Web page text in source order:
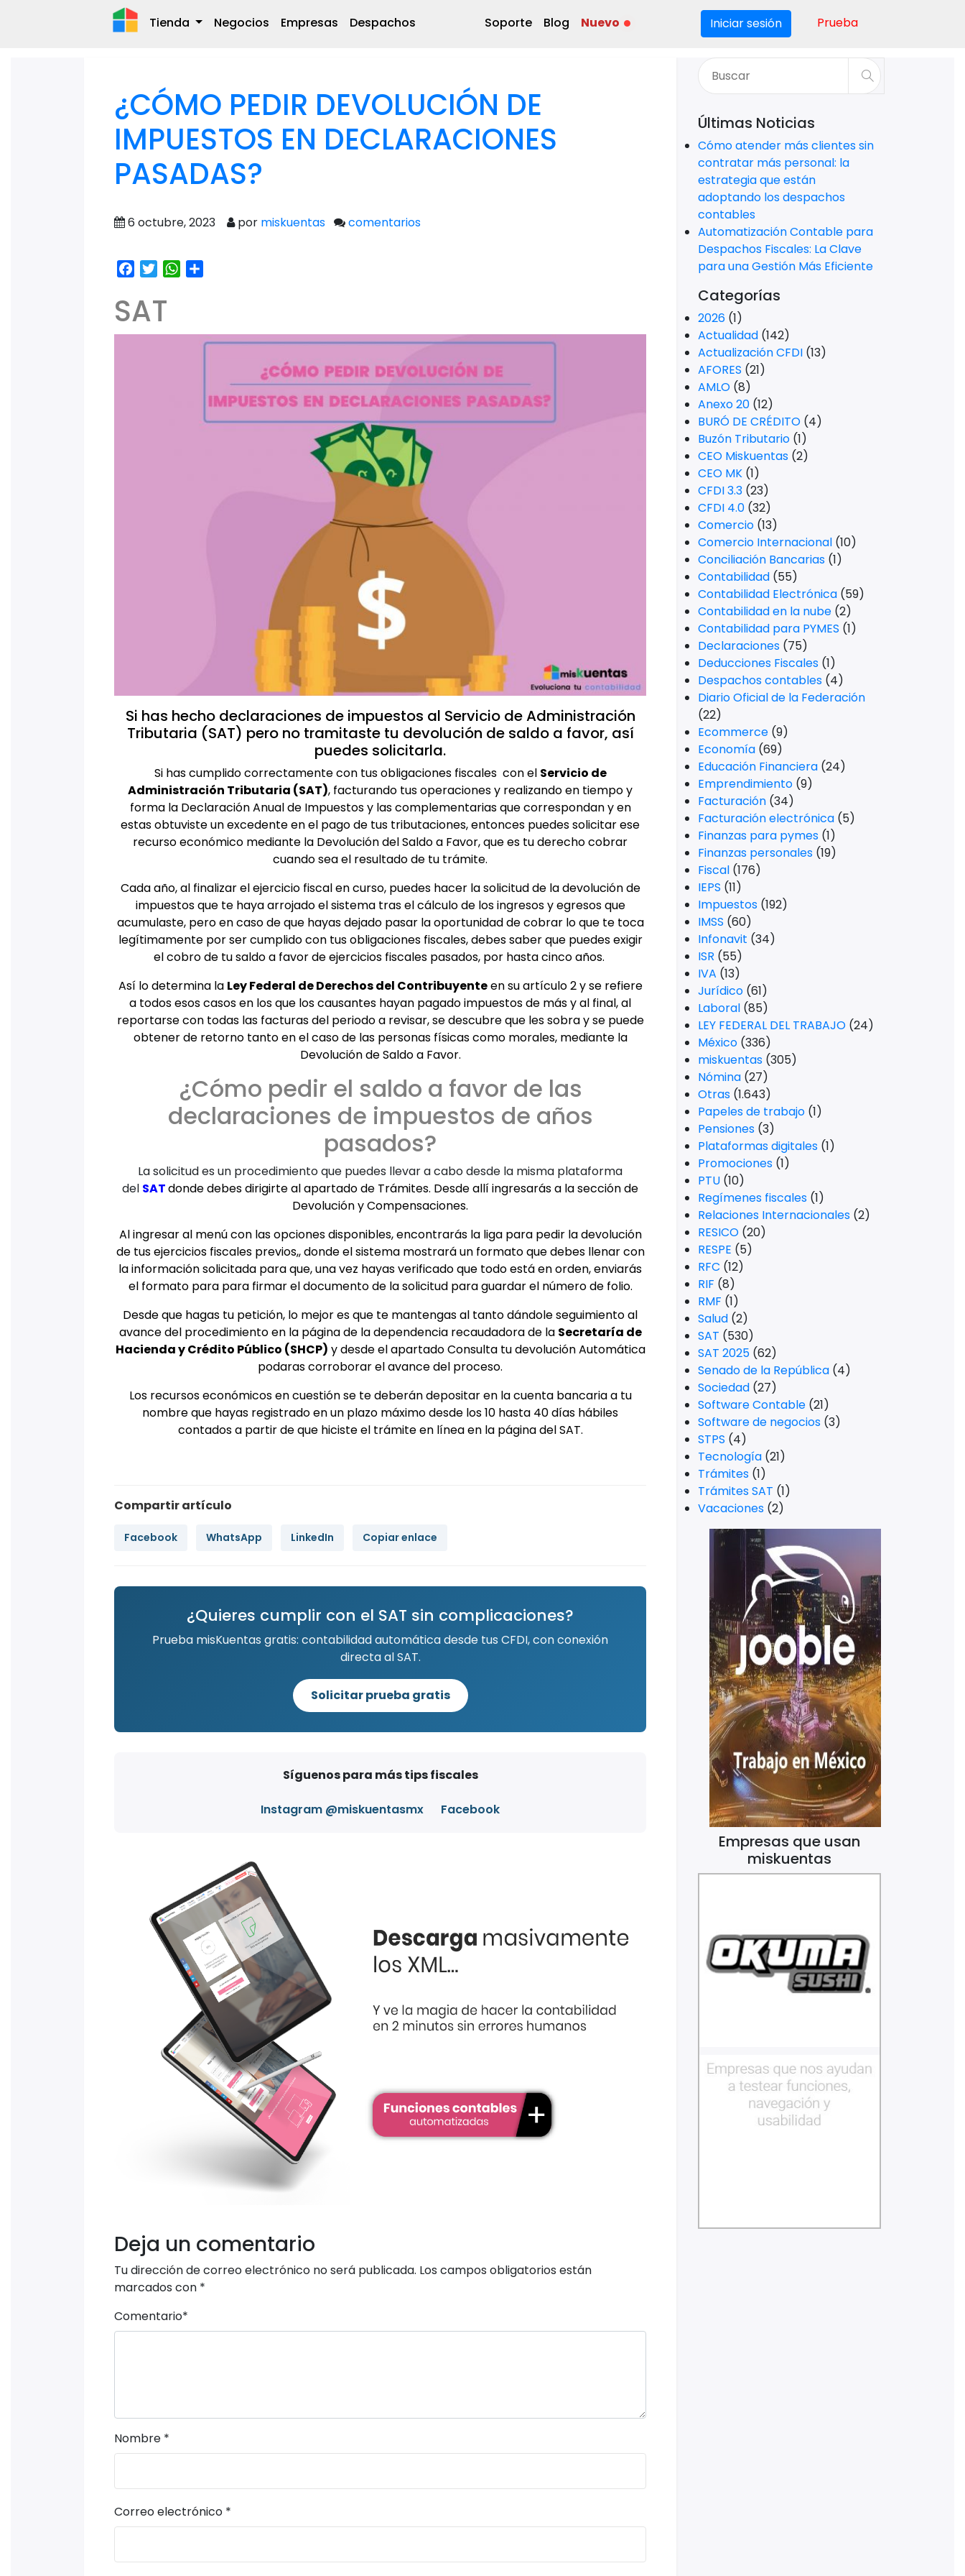
Tienda Negocios Empresas Despachos Soporte Blog Nuevo Iniciar sesión Prueba
¿CÓMO PEDIR DEVOLUCIÓN DE
IMPUESTOS EN DECLARACIONES
PASADAS?
6 octubre, 2023 por miskuentas comentarios
Facebook
TwitterWhatsApp
SAT
Si has hecho declaraciones de impuestos al Servicio de Administración
Tributaria (SAT) pero no tramitaste tu devolución de saldo a favor, así
puedes solicitarla.
Si has cumplido correctamente con tus obligaciones fiscales con el Servicio de
Administración Tributaria (SAT), facturando tus operaciones y realizando en tiempo y
forma la Declaración Anual de Impuestos y las complementarias que correspondan y en
estas obtuviste un excedente en el pago de tus tributaciones, entonces puedes solicitar ese
recurso económico mediante la Devolución del Saldo a Favor, que es tu derecho cobrar
cuando sea el resultado de tu trámite.
Cada año, al finalizar el ejercicio fiscal en curso, puedes hacer la solicitud de la devolución de
impuestos que te haya arrojado el sistema tras el cálculo de los ingresos y egresos que
acumulaste, pero en caso de que hayas dejado pasar la oportunidad de cobrar lo que te toca
legítimamente por ser cumplido con tus obligaciones fiscales, debes saber que puedes exigir
el cobro de tu saldo a favor de ejercicios fiscales pasados, por hasta cinco años.
Así lo determina la Ley Federal de Derechos del Contribuyenteen su artículo 2 y se refiere
a todos esos casos en los que los causantes hayan pagado impuestos de más y al final, al
reportarse con todas las facturas del periodo a revisar, se descubre que les sobra y se puede
obtener de retorno tanto en el caso de las personas físicas como morales, mediante la
Devolución de Saldo a Favor.
¿Cómo pedir el saldo a favor de las
declaraciones de impuestos de años
pasados?
La solicitud es un procedimiento que puedes llevar a cabo desde la misma plataforma
del SATdonde debes dirigirte al apartado de Trámites. Desde allí ingresarás a la sección de
Devolución y Compensaciones.
Al ingresar al menú con las opciones disponibles, encontrarás la liga para pedir la devolución
de tus ejercicios fiscales previos,, donde el sistema mostrará un formato que debes llenar con
la información solicitada para que, una vez hayas verificado que todo está en orden, enviarás
el formato para para firmar el documento de la solicitud para guardar el número de folio.
Desde que hagas tu petición, lo mejor es que te mantengas al tanto dándole seguimiento al
avance del procedimiento en la página de la dependencia recaudadora de la Secretaría de
Hacienda y Crédito Público (SHCP) y desde el apartado Consulta tu devolución Automática
podaras corroborar el avance del proceso.
Los recursos económicos en cuestión se te deberán depositar en la cuenta bancaria a tu
nombre que hayas registrado en un plazo máximo desde los 10 hasta 40 días hábiles
contados a partir de que hiciste el trámite en línea en la página del SAT.
Compartir artículo
Facebook WhatsApp LinkedIn Copiar enlace
¿Quieres cumplir con el SAT sin complicaciones?
Prueba misKuentas gratis: contabilidad automática desde tus CFDI, con conexión
directa al SAT.
Solicitar prueba gratis
Síguenos para más tips fiscales
Instagram @miskuentasmx Facebook
Deja un comentario
Tu dirección de correo electrónico no será publicada. Los campos obligatorios están
marcados con *
Comentario*
Nombre *
Correo electrónico *
Últimas Noticias
Cómo atender más clientes sin
contratar más personal: la
estrategia que están
adoptando los despachos
contables
Automatización Contable para
Despachos Fiscales: La Clave
para una Gestión Más Eficiente
Categorías
2026 (1)
Actualidad (142)
Actualización CFDI (13)
AFORES (21)
AMLO (8)
Anexo 20 (12)
BURÓ DE CRÉDITO (4)
Buzón Tributario (1)
CEO Miskuentas (2)
CEO MK (1)
CFDI 3.3 (23)
CFDI 4.0 (32)
Comercio (13)
Comercio Internacional (10)
Conciliación Bancarias (1)
Contabilidad (55)
Contabilidad Electrónica (59)
Contabilidad en la nube (2)
Contabilidad para PYMES (1)
Declaraciones (75)
Deducciones Fiscales (1)
Despachos contables (4)
Diario Oficial de la Federación
(22)
Ecommerce (9)
Economía (69)
Educación Financiera (24)
Emprendimiento (9)
Facturación (34)
Facturación electrónica (5)
Finanzas para pymes (1)
Finanzas personales (19)
Fiscal (176)
IEPS (11)
Impuestos (192)
IMSS (60)
Infonavit (34)
ISR (55)
IVA (13)
Jurídico (61)
Laboral (85)
LEY FEDERAL DEL TRABAJO (24)
México (336)
miskuentas (305)
Nómina (27)
Otras (1.643)
Papeles de trabajo (1)
Pensiones (3)
Plataformas digitales (1)
Promociones (1)
PTU (10)
Regímenes fiscales (1)
Relaciones Internacionales (2)
RESICO (20)
RESPE (5)
RFC (12)
RIF (8)
RMF (1)
Salud (2)
SAT (530)
SAT 2025 (62)
Senado de la República (4)
Sociedad (27)
Software Contable (21)
Software de negocios (3)
STPS (4)
Tecnología (21)
Trámites (1)
Trámites SAT (1)
Vacaciones (2)
Empresas que usan
miskuentas